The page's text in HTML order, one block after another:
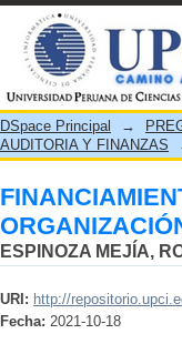
FANTÁSTICO
DSpace Principal →
AUDITORIA Y FINANZAS
ESPINOZA MEJÍA,
URI: http://
Fecha: 2021-10-18